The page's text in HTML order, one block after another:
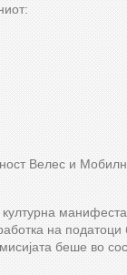
Велес и
на
беше во